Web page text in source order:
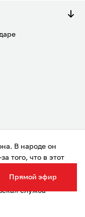
Прямой эфир
В народе он
того, что в этот
ветра. По
погода
служба
которые